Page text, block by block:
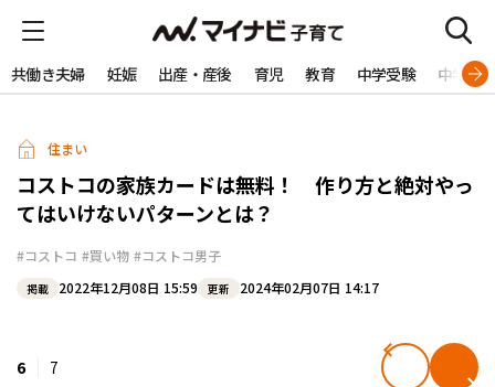
共働き夫婦 妊娠 出産・産後 育児 教育 中学受験 中学生
住まい
コストコの家族カードは無料！ 作り方と絶対やっ
てはいけないパターンとは？
#コストコ #買い物 #コストコ男子
掲載 2022年12月08日 15:59 更新 2024年02月07日 14:17
6 7